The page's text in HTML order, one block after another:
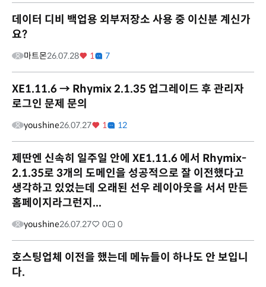
데이터 디비 백업용 외부저장소 사용 중 이신분 계신가
요?
마트몬26.07.28 1 7
XE1.11.6 → Rhymix 2.1.35 업그레이드 후 관리자
로그인 문제 문의
youshine26.07.27 1 12
제딴엔 신속히 일주일 안에 XE1.11.6 에서 Rhymix-
2.1.35로 3개의 도메인을 성공적으로 잘 이전했다고
생각하고 있었는데 오래된 선우 레이아웃을 서서 만든
홈페이지라그런지...
youshine26.07.27 0 0
호스팅업체 이전을 했는데 메뉴들이 하나도 안 보입니
다.